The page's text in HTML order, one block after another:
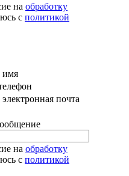
на обработку
с политикой
имя
почта
на обработку
с политикой